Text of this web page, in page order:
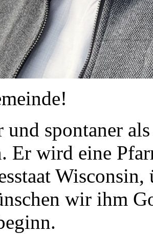
und spontaner
Er wird eine
Wisconsin,
wir ihm